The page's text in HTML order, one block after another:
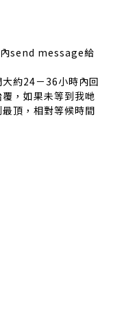
send message給
大約24－36小時內回
，如果未等到我哋
頂，相對等候時間